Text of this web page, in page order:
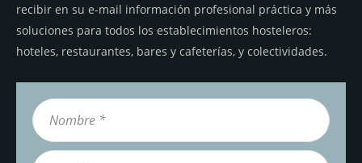
recibir en su e-mail información profesional práctica y más
soluciones para todos los establecimientos hosteleros:
hoteles, restaurantes, bares y cafeterías, y colectividades.